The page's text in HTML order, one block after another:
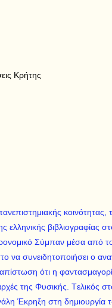
Κρήτης
κοινότητας,
ελληνικής βιβλιογραφίας
Σύμπαν μέσα από
να συνειδητοποιήσει ο
ότι η
της Φυσικής. Tελικός
Έκρηξη στη